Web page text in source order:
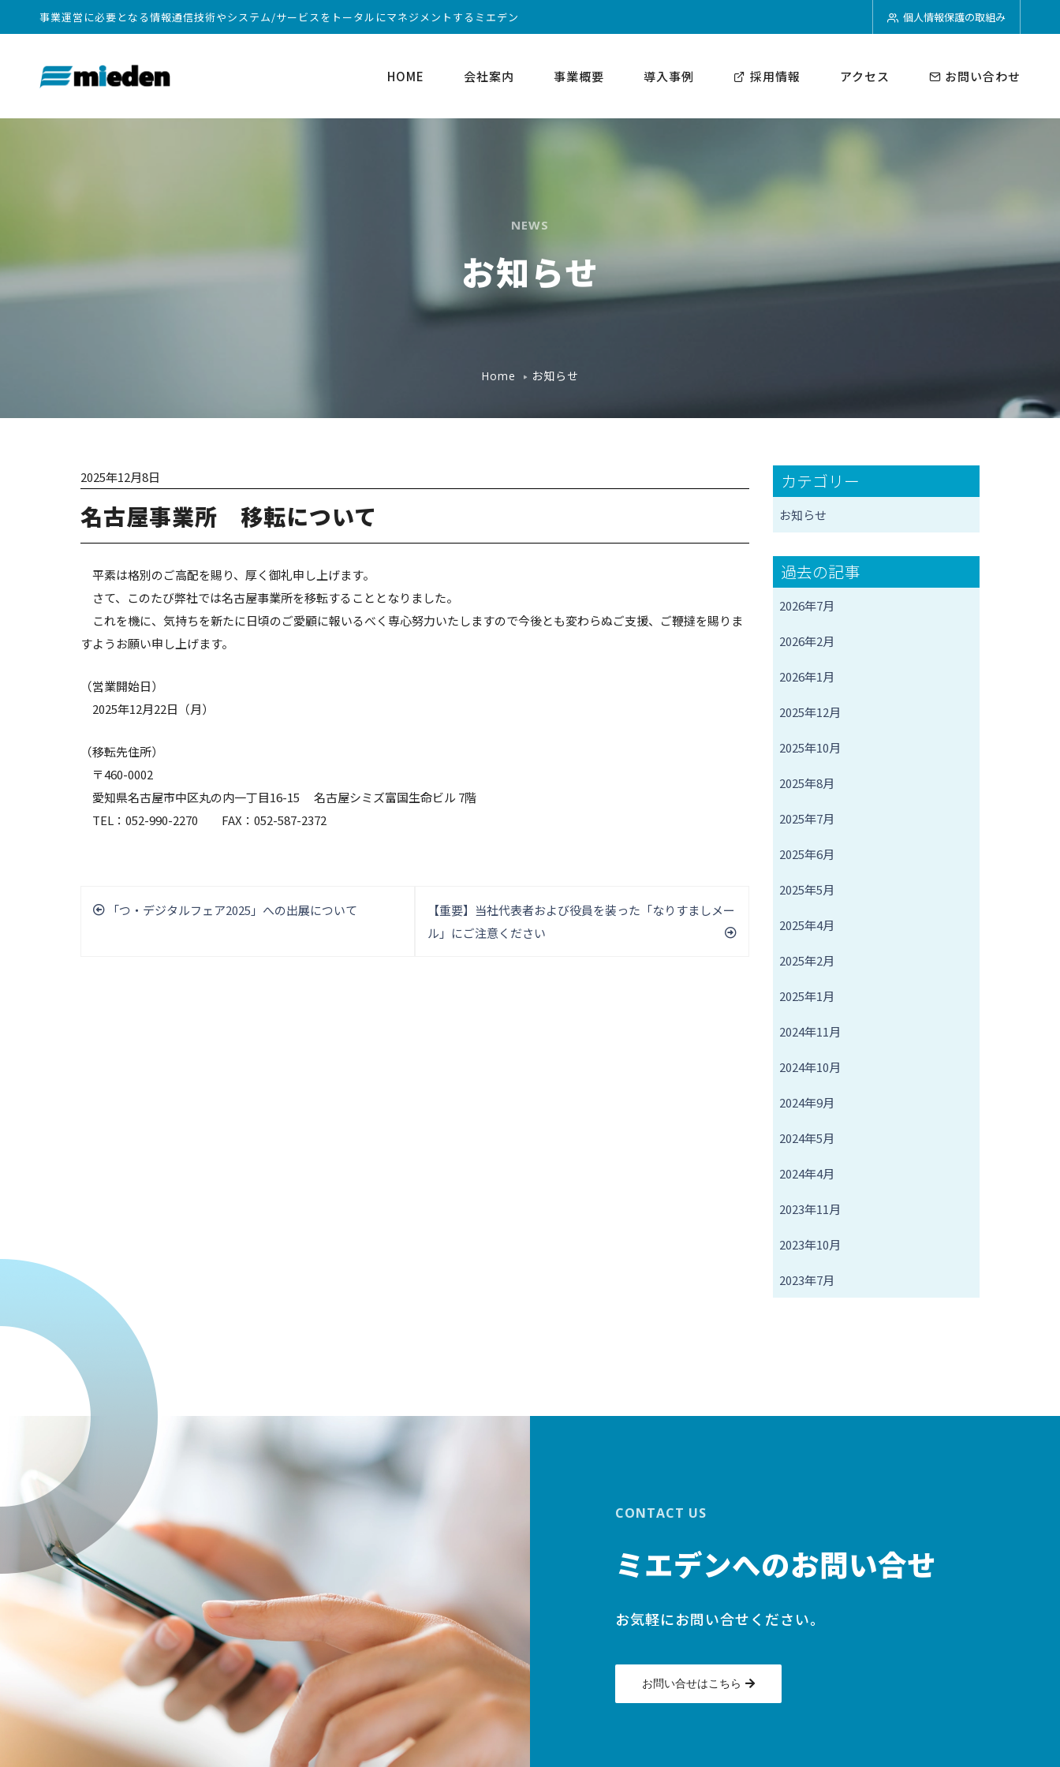
事業運営に必要となる情報通信技術やシステム/サービスをトータルにマネジメントするミエデン 個人情報保護の取組み
HOME 会社案内 事業概要 導入事例 採用情報 アクセス お問い合わせ
NEWS
お知らせ
Home お知らせ
2025年12月8日
名古屋事業所 移転について
平素は格別のご高配を賜り、厚く御礼申し上げます。
さて、このたび弊社では名古屋事業所を移転することとなりました。
これを機に、気持ちを新たに日頃のご愛顧に報いるべく専心努力いたしますので今後とも変わらぬご支援、ご鞭撻を賜りま
すようお願い申し上げます。
（営業開始日）
2025年12月22日（月）
（移転先住所）
〒460-0002
愛知県名古屋市中区丸の内一丁目16-15 名古屋シミズ富国生命ビル 7階
TEL：052-990-2270 FAX：052-587-2372
投
稿
「つ・デジタルフェア2025」への出展について
【重要】当社代表者および役員を装った「なりすましメー
ル」にご注意ください
カテゴリー
お知らせ
過去の記事
2026年7月
2026年2月
2026年1月
2025年12月
2025年10月
2025年8月
2025年7月
2025年6月
2025年5月
2025年4月
2025年2月
2025年1月
2024年11月
2024年10月
2024年9月
2024年5月
2024年4月
2023年11月
2023年10月
2023年7月
CONTACT US
ミエデンへのお問い合せ
お気軽にお問い合せください。
お問い合せはこちら